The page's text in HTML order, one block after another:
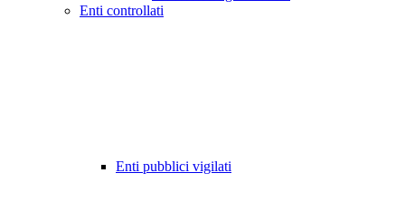
Enti controllati
Enti pubblici vigilati